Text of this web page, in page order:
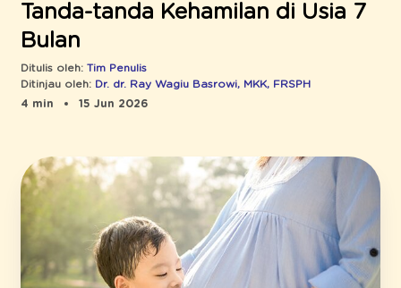
Tanda-tanda Kehamilan di Usia 7
Bulan
Ditulis oleh: Tim Penulis
Ditinjau oleh: Dr. dr. Ray Wagiu Basrowi, MKK, FRSPH
4 min
15 Jun 2026